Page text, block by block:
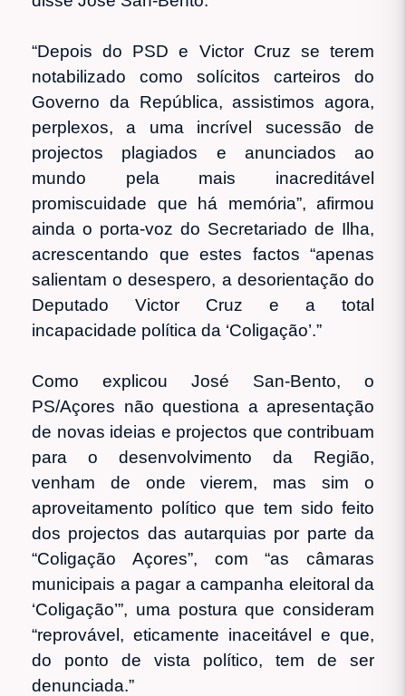
“Depois do PSD e Victor Cruz se terem
notabilizado como solícitos carteiros do
Governo da República, assistimos agora,
perplexos, a uma incrível sucessão de
projectos plagiados e anunciados ao
mundo pela mais inacreditável
promiscuidade que há memória”, afirmou
ainda o porta-voz do Secretariado de Ilha,
acrescentando que estes factos “apenas
salientam o desespero, a desorientação do
Deputado Victor Cruz e a total
incapacidade política da ‘Coligação’.”
Como explicou José San-Bento, o
PS/Açores não questiona a apresentação
de novas ideias e projectos que contribuam
para o desenvolvimento da Região,
venham de onde vierem, mas sim o
aproveitamento político que tem sido feito
dos projectos das autarquias por parte da
“Coligação Açores”, com “as câmaras
municipais a pagar a campanha eleitoral da
‘Coligação’”, uma postura que consideram
“reprovável, eticamente inaceitável e que,
do ponto de vista político, tem de ser
denunciada.”